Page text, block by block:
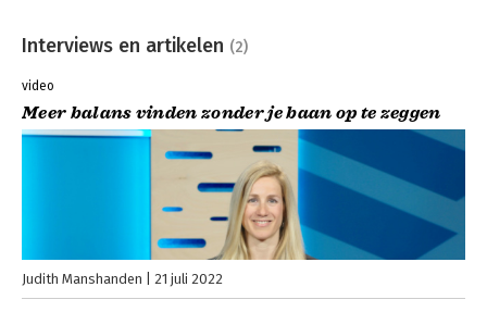
Interviews en artikelen (2)
video
Meer balans vinden zonder je baan op te zeggen
Judith Manshanden 21 juli 2022